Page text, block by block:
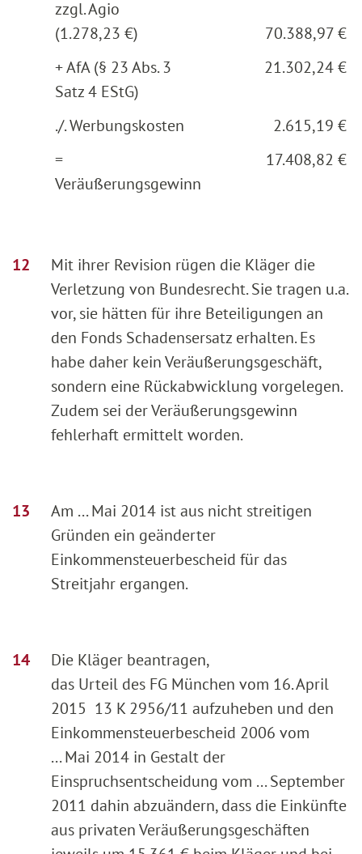
zzgl. Agio
(1.278,23 €)
70.388,97 €
+ AfA (§ 23 Abs. 3
Satz 4 EStG)
21.302,24 €
./. Werbungskosten
2.615,19 €
=
Veräußerungsgewinn
17.408,82 €
Mit ihrer Revision rügen die Kläger die
Verletzung von Bundesrecht. Sie tragen u.a.
vor, sie hätten für ihre Beteiligungen an
den Fonds Schadensersatz erhalten. Es
habe daher kein Veräußerungsgeschäft,
sondern eine Rückabwicklung vorgelegen.
Zudem sei der Veräußerungsgewinn
fehlerhaft ermittelt worden.
Am ... Mai 2014 ist aus nicht streitigen
Gründen ein geänderter
Einkommensteuerbescheid für das
Streitjahr ergangen.
Die Kläger beantragen,
das Urteil des FG München vom 16. April
2015 13 K 2956/11 aufzuheben und den
Einkommensteuerbescheid 2006 vom
... Mai 2014 in Gestalt der
Einspruchsentscheidung vom ... September
2011 dahin abzuändern, dass die Einkünfte
aus privaten Veräußerungsgeschäften